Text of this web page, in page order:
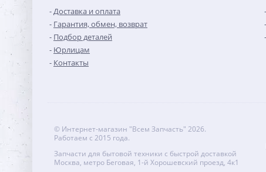
Доставка и оплата
Гарантия, обмен, возврат
Подбор деталей
Юрлицам
Контакты
© Интернет-магазин "Всем Запчасть" 2026.
Работаем с 2015 года.
Запчасти для бытовой техники с быстрой доставкой
Москва, метро Беговая, 1-й Хорошевский проезд, 4к1